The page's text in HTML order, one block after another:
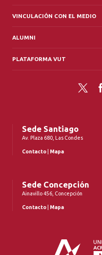
VINCULACIÓN CON EL MEDIO
ALUMNI
PLATAFORMA VUT
Twitter
Sede Santiago
Av. Plaza 680, Las Condes
Contacto Mapa
Sede Concepción
Ainavillo 456, Concepción
Contacto Mapa